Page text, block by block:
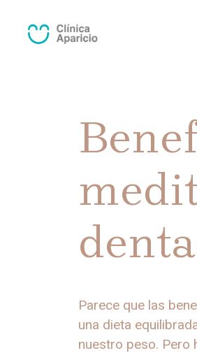
contenido
Parece que las
una dieta
nuestro peso. Pero